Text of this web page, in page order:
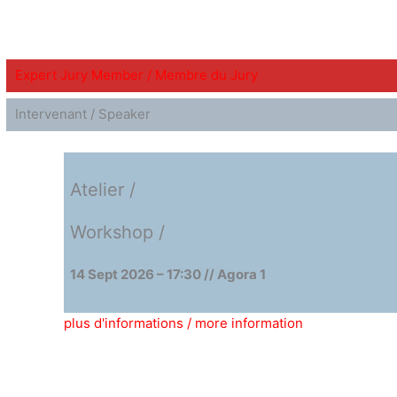
Expert Jury Member / Membre du Jury
Intervenant / Speaker
Atelier /
Workshop /
14 Sept 2026 – 17:30 // Agora 1
plus d'informations / more information